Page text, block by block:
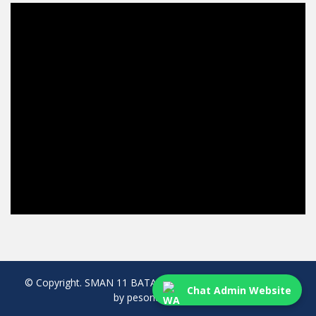
Chat Admin Website
© Copyright. SMAN 11 BATAM. All rights reserved. created
by pesonaweb.com